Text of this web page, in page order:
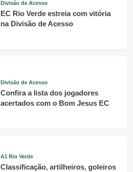
Divisão de Acesso
EC Rio Verde estreia com vitória
na Divisão de Acesso
Divisão de Acesso
Confira a lista dos jogadores
acertados com o Bom Jesus EC
A1 Rio Verde
Classificação, artilheiros, goleiros